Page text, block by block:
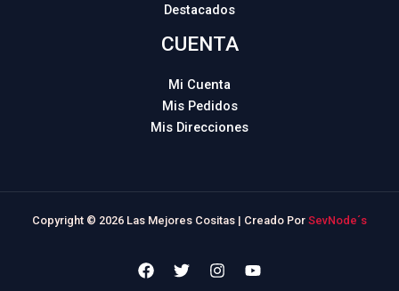
Destacados
CUENTA
Mi Cuenta
Mis Pedidos
Mis Direcciones
Copyright © 2026 Las Mejores Cositas | Creado Por SevNode´s